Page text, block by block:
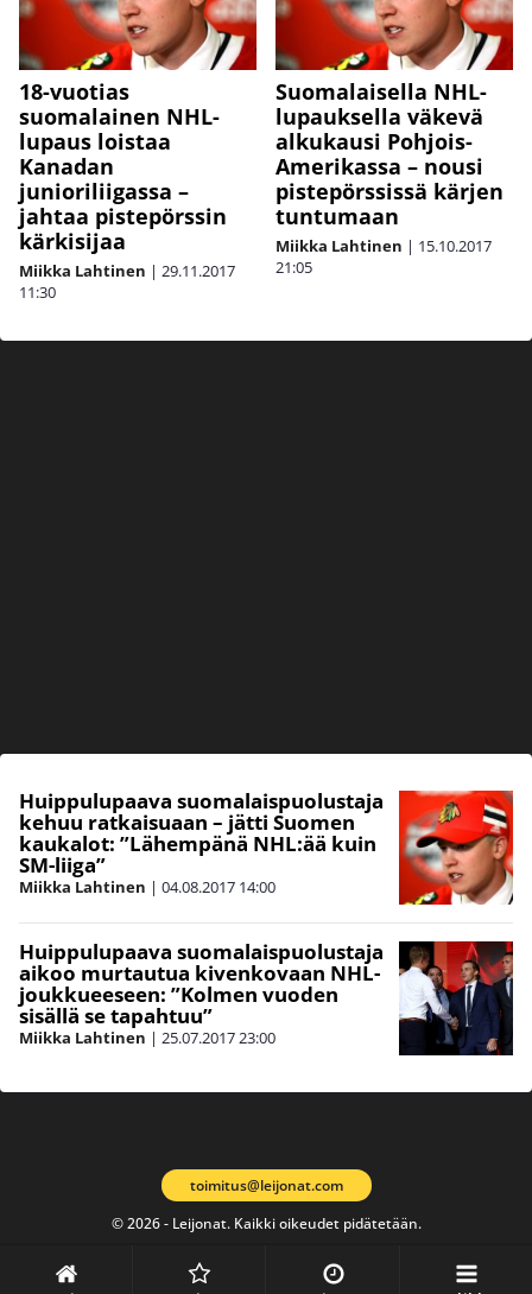
18-vuotias
suomalainen NHL-
lupaus loistaa
Kanadan
junioriliigassa –
jahtaa pistepörssin
kärkisijaa
Miikka Lahtinen | 29.11.2017
11:30
Suomalaisella NHL-
lupauksella väkevä
alkukausi Pohjois-
Amerikassa – nousi
pistepörssissä kärjen
tuntumaan
Miikka Lahtinen | 15.10.2017
21:05
Huippulupaava suomalaispuolustaja
kehuu ratkaisuaan – jätti Suomen
kaukalot: ”Lähempänä NHL:ää kuin
SM-liiga”
Miikka Lahtinen | 04.08.2017 14:00
Huippulupaava suomalaispuolustaja
aikoo murtautua kivenkovaan NHL-
joukkueeseen: ”Kolmen vuoden
sisällä se tapahtuu”
Miikka Lahtinen | 25.07.201723:00
© 2026 - Leijonat. Kaikki oikeudet pidätetään.
toimitus@leijonat.com